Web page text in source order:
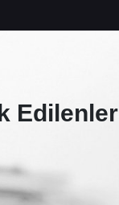
Edilenler